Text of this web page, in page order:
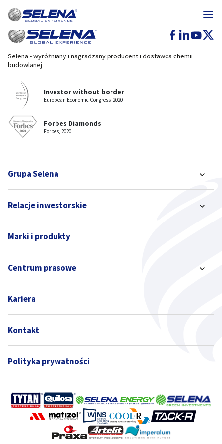
Selena - wyróżniany i nagradzany producent i dostawca chemii
budowlanej
Investor without border
European Economic Congress, 2020
Forbes Diamonds
Forbes, 2020
Grupa Selena
Relacje inwestorskie
Marki i produkty
Centrum prasowe
Kariera
Kontakt
Polityka prywatności